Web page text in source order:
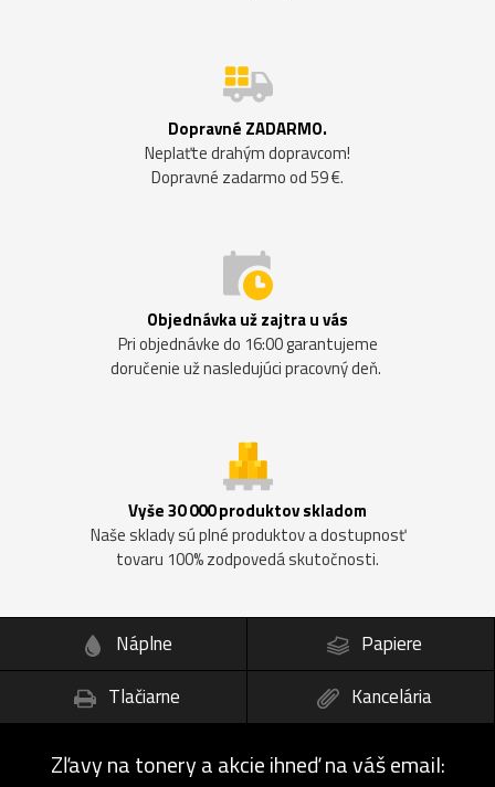
Dopravné ZADARMO.
Neplaťte drahým dopravcom!
Dopravné zadarmo od 59 €.
Objednávka už zajtra u vás
Pri objednávke do 16:00 garantujeme
doručenie už nasledujúci pracovný deň.
Vyše 30 000 produktov skladom
Naše sklady sú plné produktov a dostupnosť
tovaru 100% zodpovedá skutočnosti.
Náplne
Papiere
Tlačiarne
Kancelária
Zľavy na tonery a akcie ihneď na váš email: